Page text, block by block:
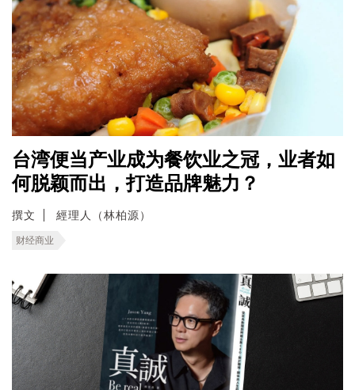
台湾便当产业成为餐饮业之冠，业者如
何脱颖而出，打造品牌魅力？
撰文 經理人（林柏源）
财经商业